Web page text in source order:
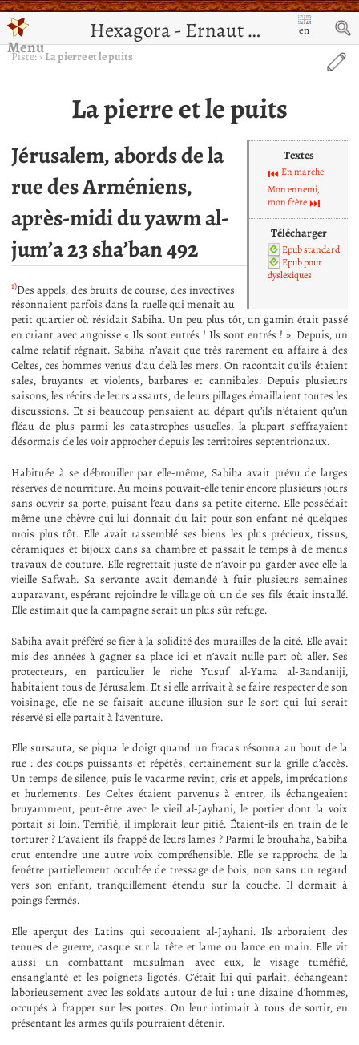
Hexagora - Ernaut de Jérusalem
Menu
en
Piste:›La pierre et le puits
La pierre et le puits
Textes
En marche
Mon ennemi,
mon frère
Télécharger
Epub standard
Epub pour
dyslexiques
Jérusalem, abords de la
rue des Arméniens,
après-midi du yawm al-
jum’a 23 sha’ban 492
1)Des appels, des bruits de course, des invectives
résonnaient parfois dans la ruelle qui menait au
petit quartier où résidait Sabiha. Un peu plus tôt, un gamin était passé
en criant avec angoisse « Ils sont entrés ! Ils sont entrés ! ». Depuis, un
calme relatif régnait. Sabiha n’avait que très rarement eu affaire à des
Celtes, ces hommes venus d’au delà les mers. On racontait qu’ils étaient
sales, bruyants et violents, barbares et cannibales. Depuis plusieurs
saisons, les récits de leurs assauts, de leurs pillages émaillaient toutes les
discussions. Et si beaucoup pensaient au départ qu’ils n’étaient qu’un
fléau de plus parmi les catastrophes usuelles, la plupart s’effrayaient
désormais de les voir approcher depuis les territoires septentrionaux.
Habituée à se débrouiller par elle-même, Sabiha avait prévu de larges
réserves de nourriture. Au moins pouvait-elle tenir encore plusieurs jours
sans ouvrir sa porte, puisant l’eau dans sa petite citerne. Elle possédait
même une chèvre qui lui donnait du lait pour son enfant né quelques
mois plus tôt. Elle avait rassemblé ses biens les plus précieux, tissus,
céramiques et bijoux dans sa chambre et passait le temps à de menus
travaux de couture. Elle regrettait juste de n’avoir pu garder avec elle la
vieille Safwah. Sa servante avait demandé à fuir plusieurs semaines
auparavant, espérant rejoindre le village où un de ses fils était installé.
Elle estimait que la campagne serait un plus sûr refuge.
Sabiha avait préféré se fier à la solidité des murailles de la cité. Elle avait
mis des années à gagner sa place ici et n’avait nulle part où aller. Ses
protecteurs, en particulier le riche Yusuf al-Yama al-Bandaniji,
habitaient tous de Jérusalem. Et si elle arrivait à se faire respecter de son
voisinage, elle ne se faisait aucune illusion sur le sort qui lui serait
réservé si elle partait à l’aventure.
Elle sursauta, se piqua le doigt quand un fracas résonna au bout de la
rue : des coups puissants et répétés, certainement sur la grille d’accès.
Un temps de silence, puis le vacarme revint, cris et appels, imprécations
et hurlements. Les Celtes étaient parvenus à entrer, ils échangeaient
bruyamment, peut-être avec le vieil al-Jayhani, le portier dont la voix
portait si loin. Terrifié, il implorait leur pitié. Étaient-ils en train de le
torturer ? L’avaient-ils frappé de leurs lames ? Parmi le brouhaha, Sabiha
crut entendre une autre voix compréhensible. Elle se rapprocha de la
fenêtre partiellement occultée de tressage de bois, non sans un regard
vers son enfant, tranquillement étendu sur la couche. Il dormait à
poings fermés.
Elle aperçut des Latins qui secouaient al-Jayhani. Ils arboraient des
tenues de guerre, casque sur la tête et lame ou lance en main. Elle vit
aussi un combattant musulman avec eux, le visage tuméfié,
ensanglanté et les poignets ligotés. C’était lui qui parlait, échangeant
laborieusement avec les soldats autour de lui : une dizaine d’hommes,
occupés à frapper sur les portes. On leur intimait à tous de sortir, en
présentant les armes qu’ils pourraient détenir.